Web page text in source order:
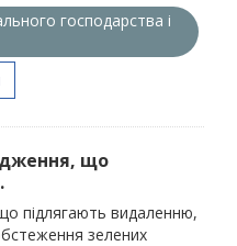
господарства і
що
підлягають видаленню,
зелених